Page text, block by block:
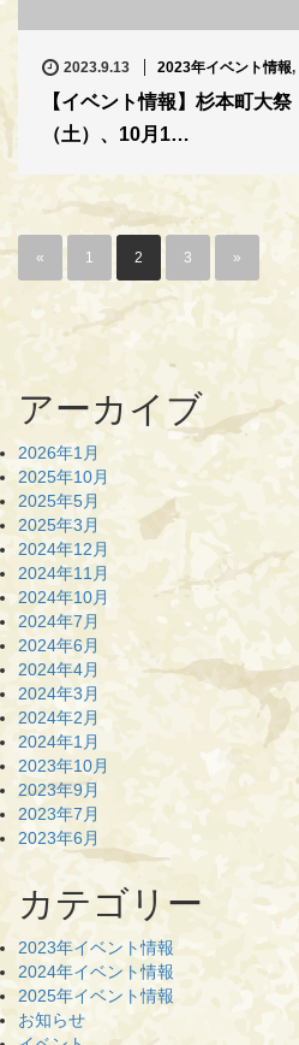
2023.9.13 2023年イベント情報,
【イベント情報】杉本町大
（土）、10月1…
« 1 2 3 »
アーカイブ
2026年1月
2025年10月
2025年5月
2025年3月
2024年12月
2024年11月
2024年10月
2024年7月
2024年6月
2024年4月
2024年3月
2024年2月
2024年1月
2023年10月
2023年9月
2023年7月
2023年6月
カテゴリー
2023年イベント情報
2024年イベント情報
2025年イベント情報
お知らせ